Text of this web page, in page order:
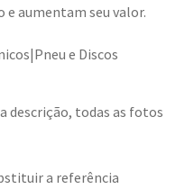
e aumentam seu valor.
e Discos
descrição, todas as fotos
a referência